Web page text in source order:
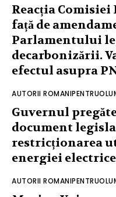
Reacția Comisiei
față de
Parlamentului
decarbonizării.
efectul asupra
AUTORII
Guvernul
document
restricționarea
energiei electrice
AUTORII